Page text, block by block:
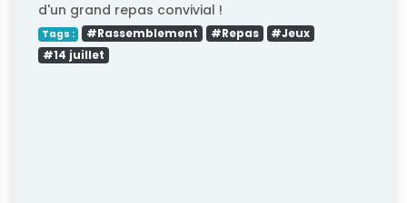
d'un grand repas convivial !
Tags : #Rassemblement #Repas
#Jeux
#14 juillet